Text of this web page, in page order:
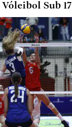
Sub 17